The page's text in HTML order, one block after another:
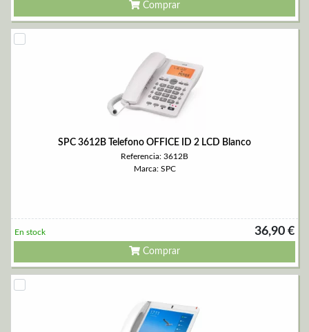
Comprar
SPC 3612B Telefono OFFICE ID 2 LCD Blanco
Referencia: 3612B
Marca: SPC
36,90 €
En stock
Comprar